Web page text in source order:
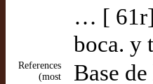
… [ 61r]
boca. y
References
(most
Base